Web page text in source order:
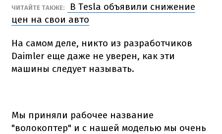
ЧИТАЙТЕ ТАКЖЕ:
В Tesla объявили снижение
цен на свои авто
На самом деле, никто из разработчиков
Daimler еще даже не уверен, как эти
машины следует называть.
Мы приняли рабочее название
"волокоптер" и с нашей моделью мы очень